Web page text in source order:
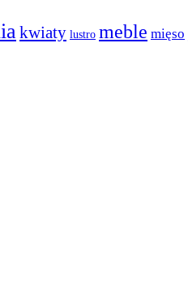
kwiaty lustro meble mięso